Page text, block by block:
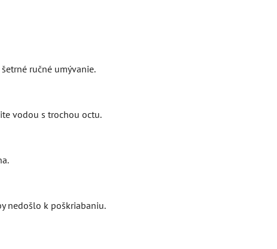
ručné umývanie.
vodou s trochou octu.
nedošlo k poškriabaniu.